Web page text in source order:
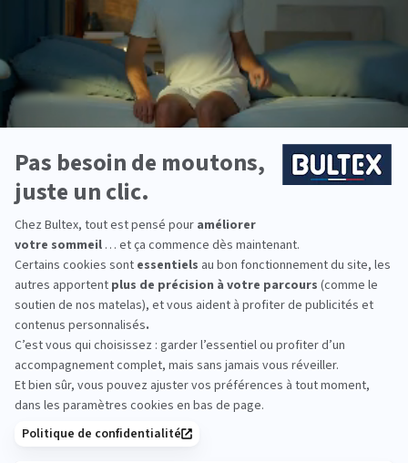
avant de remettre vos draps.
Le nettoyage avec un produit détachant
En cas de tache tenace, vous pouvez utiliser un produit détachant
plus fort comme del’eau oxygénéeou tout autre produit
détachant que vous pourrez trouver dans le commerce. Soyez
prudent, il s’agit bien souvent de composition agressive à manier
avec précaution. Qui plus est, veillez à bien rincer le produit
appliqué sur votre matelas.
La dernière chance : l'ammoniaque
L’ammoniaqueest un puissant détachant et dégraissant, mais il
s’agit aussi d’un produit toxique. Il n’est donc à utiliser qu’en
l’absence d’alternative et avec précaution. Mélangez une tasse
d’ammoniaque dans une bassine d’eau avec un peu de liquide
vaisselle. Imbibez une éponge, frottez la tache et laissez agir 10
minutes. Rincez ensuite avec une éponge propre et laissez sécher.
Surtout, attendez un séchage optimal du
matelas
Quelle que soit la méthode que vous avez choisie pour savoir
comment nettoyer votre matelas, il y a une règle à toujours
respecter : veillez au séchage optimal de votre matelas. En effet, si